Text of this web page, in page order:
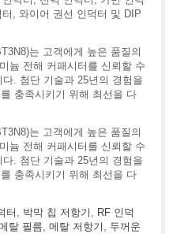
, 와이어 권선 인덕터 및 DIP
는 고객에게 높은 품질의
늄 전해 커패시터를 신뢰할 수
. 첨단 기술과 25년의 경험을
충족시키기 위해 최선을 다
는 고객에게 높은 품질의
늄 전해 커패시터를 신뢰할 수
. 첨단 기술과 25년의 경험을
충족시키기 위해 최선을 다
터 , 박막 칩 저항기 , RF 인덕
탈 필름, 메탈 저항기 , 두꺼운